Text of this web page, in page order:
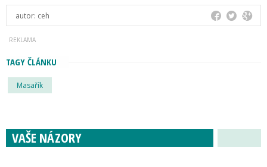
autor: ceh
TAGY ČLÁNKU
Masařík
VAŠE NÁZORY